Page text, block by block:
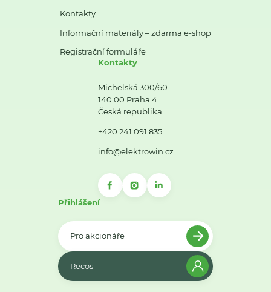
Kontakty
Informační materiály – zdarma e-shop
Registrační formuláře
Kontakty
Michelská 300/60
140 00 Praha 4
Česká republika
+420 241 091 835
info@elektrowin.cz
Přihlášení
Pro akcionáře
Recos